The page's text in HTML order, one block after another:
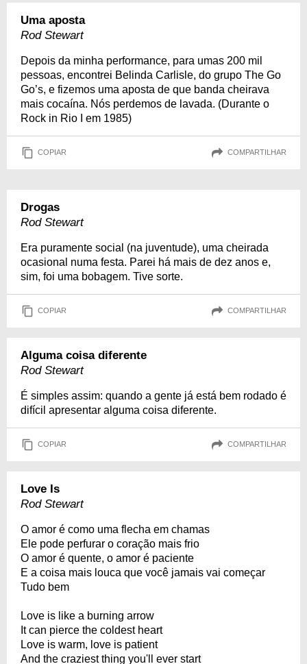
Uma aposta
Rod Stewart
Depois da minha performance, para umas 200 mil
pessoas, encontrei Belinda Carlisle, do grupo The Go
Go’s, e fizemos uma aposta de que banda cheirava
mais cocaína. Nós perdemos de lavada. (Durante o
Rock in Rio I em 1985)
COPIAR COMPARTILHAR
Drogas
Rod Stewart
Era puramente social (na juventude), uma cheirada
ocasional numa festa. Parei há mais de dez anos e,
sim, foi uma bobagem. Tive sorte.
COPIAR COMPARTILHAR
Alguma coisa diferente
Rod Stewart
É simples assim: quando a gente já está bem rodado é
difícil apresentar alguma coisa diferente.
COPIAR COMPARTILHAR
Love Is
Rod Stewart
O amor é como uma flecha em chamas
Ele pode perfurar o coração mais frio
O amor é quente, o amor é paciente
E a coisa mais louca que você jamais vai começar
Tudo bem
Love is like a burning arrow
It can pierce the coldest heart
Love is warm, love is patient
And the craziest thing you'll ever start